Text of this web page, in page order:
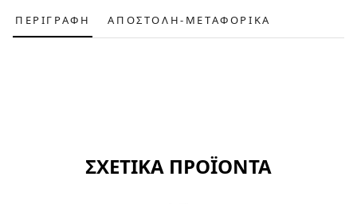
ΠΕΡΙΓΡΑΦΗ ΑΠΟΣΤΟΛΗ-ΜΕΤΑΦΟΡΙΚΑ
ΣΧΕΤΙΚΑ ΠΡΟΪΟΝΤΑ